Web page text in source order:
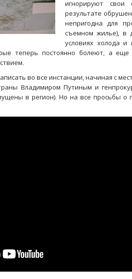
игнорируют свои
результате
непригодна для
съемном жилье), в
условиях холода и
теперь постоянно болеют, а
во все инстанции, начиная с
Владимиром Путиным и
в регион). Но на все просьбы о